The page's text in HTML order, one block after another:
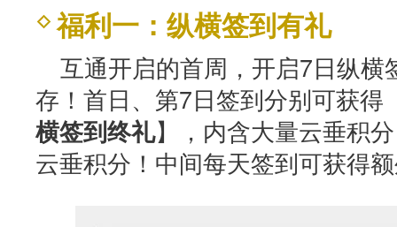
福利一：纵横签到有礼
互通开启的首周，开启7日纵横
存！首日、第7日签到分别可获得
横签到终礼】，内含大量云垂积
云垂积分！中间每天签到可获得